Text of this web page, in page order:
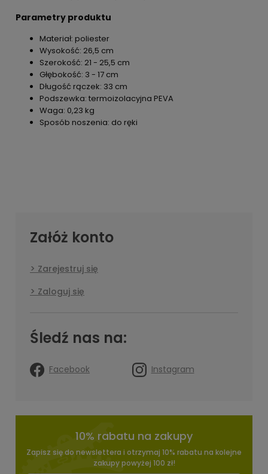
Parametry produktu
Materiał: poliester
Wysokość: 26,5 cm
Szerokość: 21 - 25,5 cm
Głębokość: 3 - 17 cm
Długość rączek: 33 cm
Podszewka: termoizolacyjna PEVA
Waga: 0,23 kg
Sposób noszenia: do ręki
Załóż konto
Zarejestruj się
Zaloguj się
Śledź nas na:
Facebook Instagram
10% rabatu na zakupy
Zapisz się do newslettera i otrzymaj 10% rabatu na kolejne
zakupy powyżej 100 zł!